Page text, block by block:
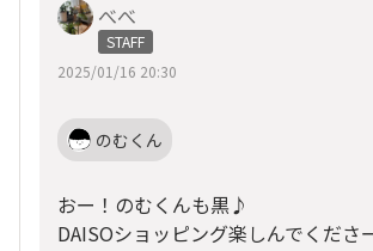
べべ
STAFF
2025/01/16 20:30
のむくん
おー！のむくんも黒♪
DAISOショッピング楽しんでくださ